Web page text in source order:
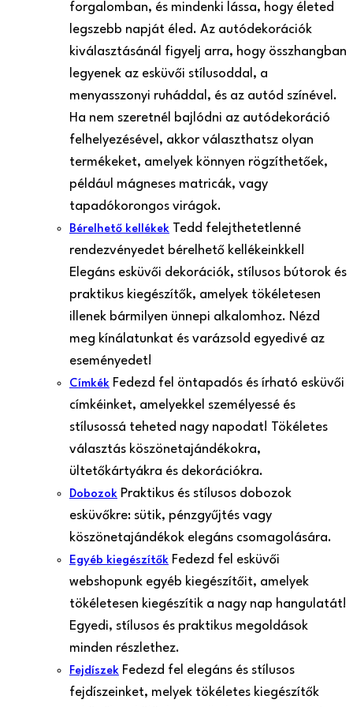
forgalomban, és mindenki lássa, hogy életed
legszebb napját éled. Az autódekorációk
kiválasztásánál figyelj arra, hogy összhangban
legyenek az esküvői stílusoddal, a
menyasszonyi ruháddal, és az autód színével.
Ha nem szeretnél bajlódni az autódekoráció
felhelyezésével, akkor választhatsz olyan
termékeket, amelyek könnyen rögzíthetőek,
például mágneses matricák, vagy
tapadókorongos virágok.
Bérelhető kellékek Tedd felejthetetlenné
rendezvényedet bérelhető kellékeinkkel!
Elegáns esküvői dekorációk, stílusos bútorok és
praktikus kiegészítők, amelyek tökéletesen
illenek bármilyen ünnepi alkalomhoz. Nézd
meg kínálatunkat és varázsold egyedivé az
eseményedet!
Címkék Fedezd fel öntapadós és írható esküvői
címkéinket, amelyekkel személyessé és
stílusossá teheted nagy napodat! Tökéletes
választás köszönetajándékokra,
ültetőkártyákra és dekorációkra.
Dobozok Praktikus és stílusos dobozok
esküvőkre: sütik, pénzgyűjtés vagy
köszönetajándékok elegáns csomagolására.
Egyéb kiegészítők Fedezd fel esküvői
webshopunk egyéb kiegészítőit, amelyek
tökéletesen kiegészítik a nagy nap hangulatát!
Egyedi, stílusos és praktikus megoldások
minden részlethez.
Fejdíszek Fedezd fel elegáns és stílusos
fejdíszeinket, melyek tökéletes kiegészítők